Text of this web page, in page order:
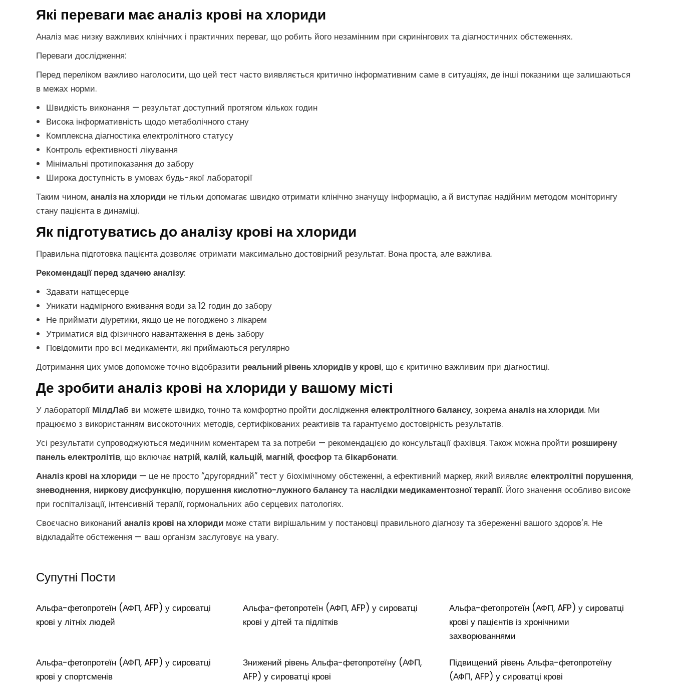
Які переваги має аналіз крові на хлориди
Аналіз має низку важливих клінічних і практичних переваг, що робить його незамінним при скринінгових та діагностичних обстеженнях.
Переваги дослідження:
Перед переліком важливо наголосити, що цей тест часто виявляється критично інформативним саме в ситуаціях, де інші показники ще залишаються
в межах норми.
Швидкість виконання — результат доступний протягом кількох годин
Висока інформативність щодо метаболічного стану
Комплексна діагностика електролітного статусу
Контроль ефективності лікування
Мінімальні протипоказання до забору
Широка доступність в умовах будь-якої лабораторії
Таким чином, аналіз на хлориди не тільки допомагає швидко отримати клінічно значущу інформацію, а й виступає надійним методом моніторингу
стану пацієнта в динаміці.
Як підготуватись до аналізу крові на хлориди
Правильна підготовка пацієнта дозволяє отримати максимально достовірний результат. Вона проста, але важлива.
Рекомендації перед здачею аналізу:
Здавати натщесерце
Уникати надмірного вживання води за 12 годин до забору
Не приймати діуретики, якщо це не погоджено з лікарем
Утриматися від фізичного навантаження в день забору
Повідомити про всі медикаменти, які приймаються регулярно
Дотримання цих умов допоможе точно відобразити реальний рівень хлоридів у крові, що є критично важливим при діагностиці.
Де зробити аналіз крові на хлориди у вашому місті
У лабораторії МілдЛаб ви можете швидко, точно та комфортно пройти дослідження електролітного балансу, зокремааналіз на хлориди. Ми
працюємо з використанням високоточних методів, сертифікованих реактивів та гарантуємо достовірність результатів.
Усі результати супроводжуються медичним коментарем та за потреби — рекомендацією до консультації фахівця. Також можна пройти розширену
панель електролітів, що включає натрій, калій, кальцій, магній, фосфор табікарбонати.
Аналіз крові на хлориди — це не просто “другорядний” тест у біохімічному обстеженні, а ефективний маркер, який виявляє електролітні порушення,
зневоднення, ниркову дисфункцію, порушення кислотно-лужного балансута наслідки медикаментозної терапії. Його значення особливо високе
при госпіталізації, інтенсивній терапії, гормональних або серцевих патологіях.
Своєчасно виконаний аналіз крові на хлориди може стати вирішальним у постановці правильного діагнозу та збереженні вашого здоров’я. Не
відкладайте обстеження — ваш організм заслуговує на увагу.
Супутні Поcти
Альфа-фетопротеїн (АФП, AFP) у сироватці
крові у літніх людей
Альфа-фетопротеїн (АФП, AFP) у сироватці
крові у дітей та підлітків
Альфа-фетопротеїн (АФП, AFP) у сироватці
крові у пацієнтів із хронічними
захворюваннями
Альфа-фетопротеїн (АФП, AFP) у сироватці
крові у спортсменів
Знижений рівень Альфа-фетопротеїну (АФП,
AFP) у сироватці крові
Підвищений рівень Альфа-фетопротеїну
(АФП, AFP) у сироватці крові